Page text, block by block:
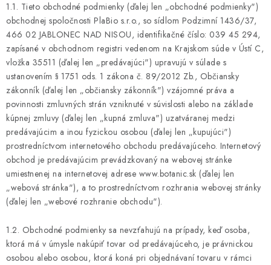
DOVOLENKA
Doprava a platba Recenzie
Vernostný program
Prečo Botanic?
Kontakty
1.1. Tieto obchodné podmienky (ďalej len „obchodné podmienky")
obchodnej spoločnosti PlaBio s.r.o., so sídlom Podzimní 1436/37,
466 02 JABLONEC NAD NISOU, identifikačné číslo: 039 45 294,
zapísané v obchodnom registri vedenom na Krajskom súde v Ústí C,
vložka 35511 (ďalej len „predávajúci") upravujú v súlade s
ustanovením § 1751 ods. 1 zákona č. 89/2012 Zb., Občiansky
zákonník (ďalej len „občiansky zákonník") vzájomné práva a
povinnosti zmluvných strán vzniknuté v súvislosti alebo na základe
kúpnej zmluvy (ďalej len „kupná zmluva") uzatváranej medzi
predávajúcim a inou fyzickou osobou (ďalej len „kupujúci")
prostredníctvom internetového obchodu predávajúceho. Internetový
obchod je predávajúcim prevádzkovaný na webovej stránke
umiestnenej na internetovej adrese www.botanic.sk (ďalej len
„webová stránka"), a to prostredníctvom rozhrania webovej stránky
(ďalej len „webové rozhranie obchodu").
1.2. Obchodné podmienky sa nevzťahujú na prípady, keď osoba,
ktorá má v úmysle nakúpiť tovar od predávajúceho, je právnickou
osobou alebo osobou, ktorá koná pri objednávaní tovaru v rámci